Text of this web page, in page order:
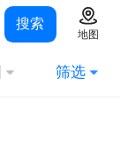
搜索
地图
筛选